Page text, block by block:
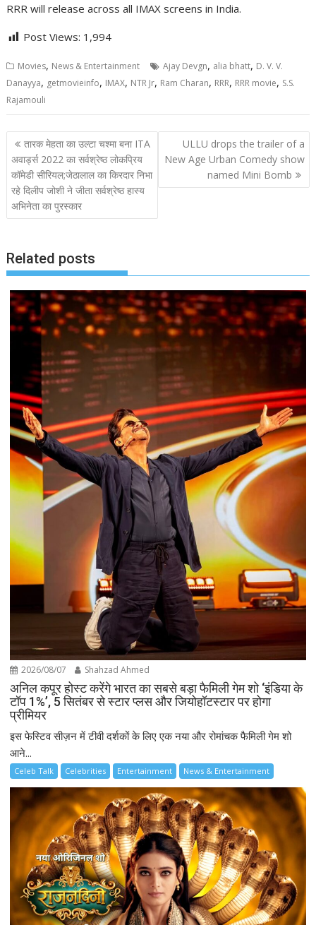
RRR will release across all IMAX screens in India.
Post Views: 1,994
Movies, News & Entertainment Ajay Devgn, alia bhatt, D. V. V.
Danayya, getmovieinfo, IMAX, NTR Jr, Ram Charan, RRR, RRR movie, S.S.
Rajamouli
Post
navigation
तारक मेहता का उल्टा चश्मा बना ITA
अवार्ड्स 2022 का सर्वश्रेष्ठ लोकप्रिय
कॉमेडी सीरियल;जेठालाल का किरदार निभा
रहे दिलीप जोशी ने जीता सर्वश्रेष्ठ हास्य
अभिनेता का पुरस्कार
ULLU drops the trailer of a
New Age Urban Comedy show
named Mini Bomb
Related posts
2026/08/07 Shahzad Ahmed
अनिल कपूर होस्ट करेंगे भारत का सबसे बड़ा फैमिली गेम शो ‘इंडिया के
टॉप 1%’, 5 सितंबर से स्टार प्लस और जियोहॉटस्टार पर होगा
प्रीमियर
इस फेस्टिव सीज़न में टीवी दर्शकों के लिए एक नया और रोमांचक फैमिली गेम शो
आने...
Celeb Talk Celebrities Entertainment News & Entertainment